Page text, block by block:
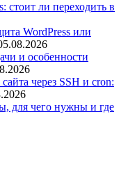
стоит ли переходить в
WordPress или
и особенности
через SSH и cron:
для чего нужны и где